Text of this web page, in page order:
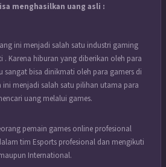
menghasilkan uang asli :
ini menjadi salah satu industri gaming
. Karena hiburan yang diberikan oleh para
sangat bisa dinikmati oleh para gamers di
ini menjadi salah satu pilihan utama para
uang melalui games.
pemain games online profesional
tim Esports profesional dan mengikuti
International.